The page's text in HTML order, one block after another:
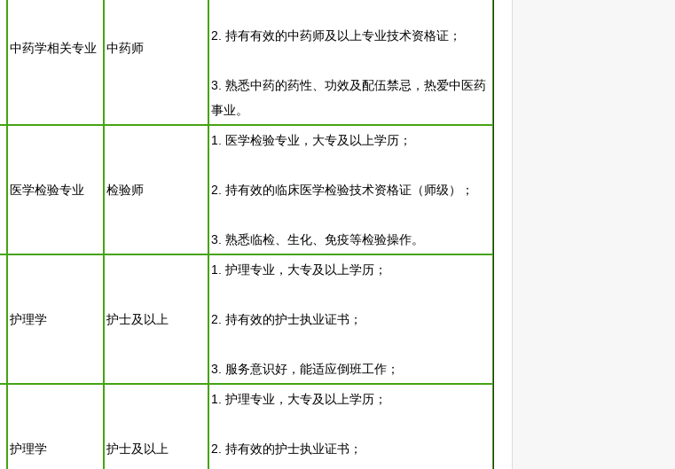
中药学相关专业 中药师
2. 持有有效的中药师及以上专业技术资格证；
3. 熟悉中药的药性、功效及配伍禁忌，热爱中医药
事业。
医学检验专业 检验师
1. 医学检验专业，大专及以上学历；
2. 持有效的临床医学检验技术资格证（师级）；
3. 熟悉临检、生化、免疫等检验操作。
护理学 护士及以上
1. 护理专业，大专及以上学历；
2. 持有效的护士执业证书；
3. 服务意识好，能适应倒班工作；
护理学 护士及以上
1. 护理专业，大专及以上学历；
2. 持有效的护士执业证书；